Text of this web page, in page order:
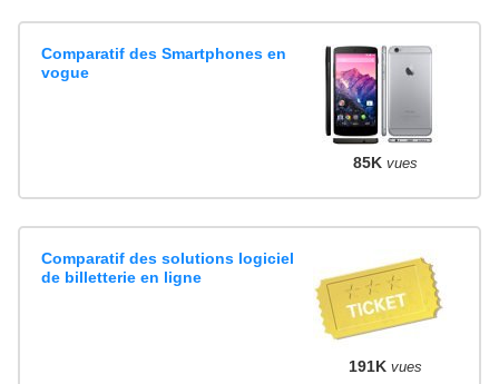
Comparatif des Smartphones en
vogue
85K vues
Comparatif des solutions logiciel
de billetterie en ligne
191K vues